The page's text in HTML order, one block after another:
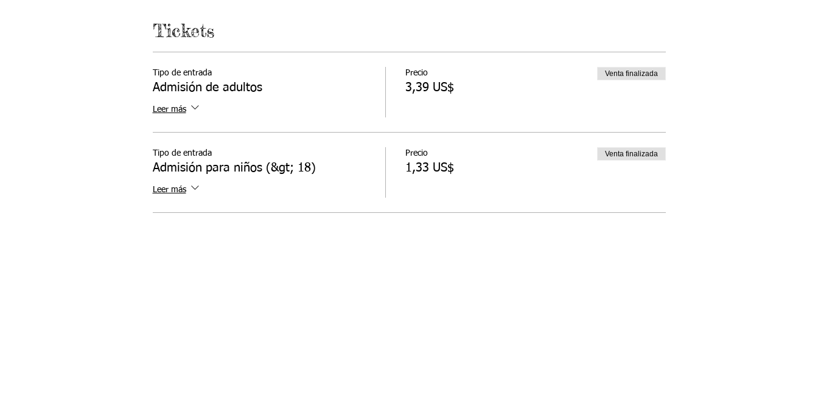
Tickets
Tipo de entrada
Admisión de adultos
Leer más
Precio
3,39 US$
Venta finalizada
Tipo de entrada
Admisión para niños (&gt; 18)
Leer más
Precio
1,33 US$
Venta finalizada